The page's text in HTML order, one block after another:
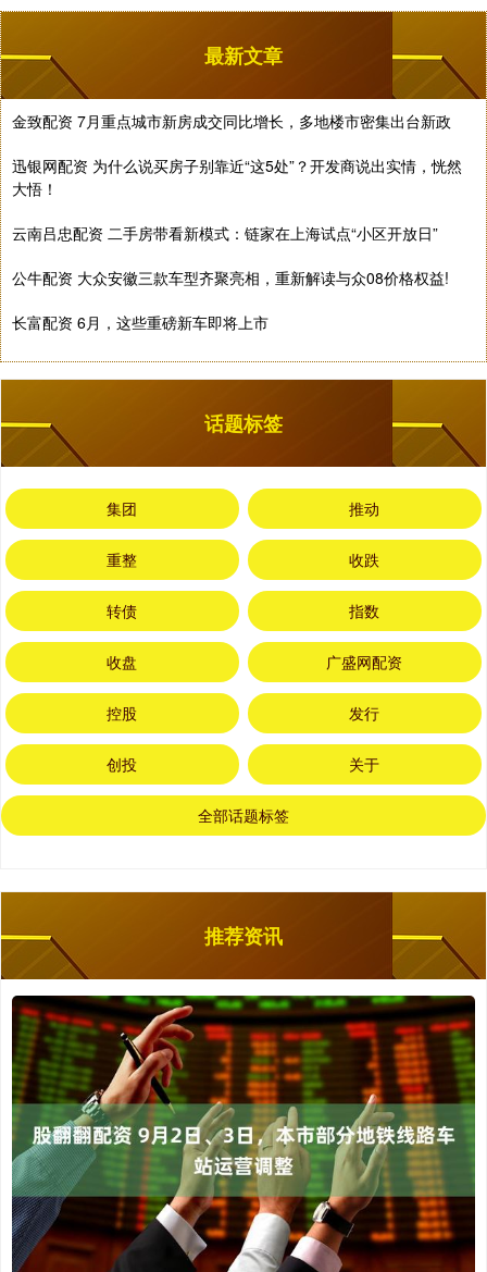
最新文章
金致配资 7月重点城市新房成交同比增长，多地楼市密集出台新政
迅银网配资 为什么说买房子别靠近“这5处”？开发商说出实情，恍然
大悟！
云南吕忠配资 二手房带看新模式：链家在上海试点“小区开放日”
公牛配资 大众安徽三款车型齐聚亮相，重新解读与众08价格权益!
长富配资 6月，这些重磅新车即将上市
话题标签
集团 推动
重整 收跌
转债 指数
收盘 广盛网配资
控股 发行
创投 关于
全部话题标签
推荐资讯